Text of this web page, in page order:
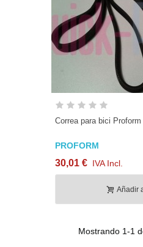
Correa para bici
PROFORM
30,01 € IVA Incl.
Añadir
Mostrando 1-1